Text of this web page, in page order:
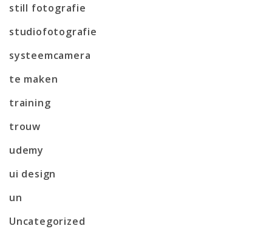
still fotografie
studiofotografie
systeemcamera
te maken
training
trouw
udemy
ui design
un
Uncategorized